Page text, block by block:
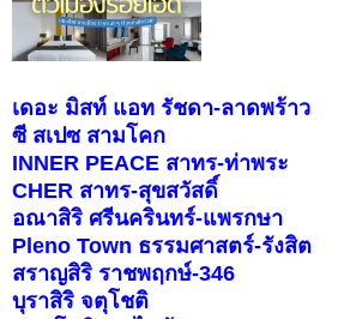
เดอะ มิสท์ แอท รัชดา-ลาดพร้าว
ซี สเปซ สามโคก
INNER PEACE สาทร-ท่าพระ
CHER สาทร-สุขสวัสดิ์
อณาสิริ ศรีนครินทร์-แพรกษา
Pleno Town ธรรมศาสตร์-รังสิต
สราญสิริ ราชพฤกษ์-346
บุราสิริ จตุโชติ